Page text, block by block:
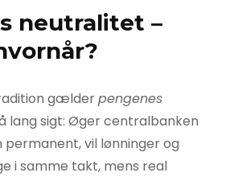
neutralitet –
gælderpengenes
lang sigt: Øger centralbanken
vil lønninger og
i samme takt, mens real